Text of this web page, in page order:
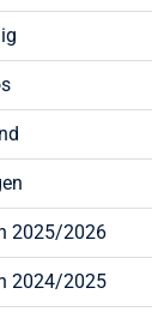
2025/2026
2024/2025